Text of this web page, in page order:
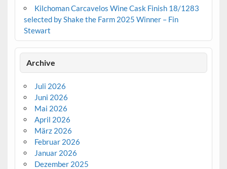
Kilchoman Carcavelos Wine Cask Finish 18/1283
selected by Shake the Farm 2025 Winner – Fin
Stewart
Archive
Juli 2026
Juni 2026
Mai 2026
April 2026
März 2026
Februar 2026
Januar 2026
Dezember 2025